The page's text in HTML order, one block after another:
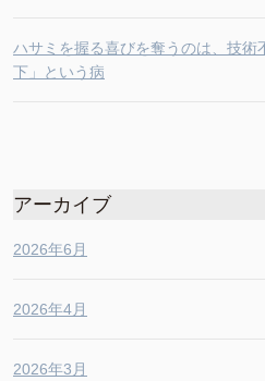
ハサミを握る喜びを奪うのは、技術
下」という病
アーカイブ
2026年6月
2026年4月
2026年3月